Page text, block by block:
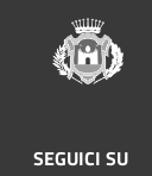
SEGUICI SU